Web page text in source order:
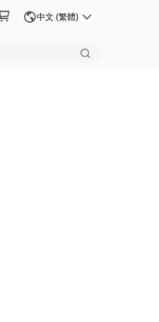
中文 (繁體)